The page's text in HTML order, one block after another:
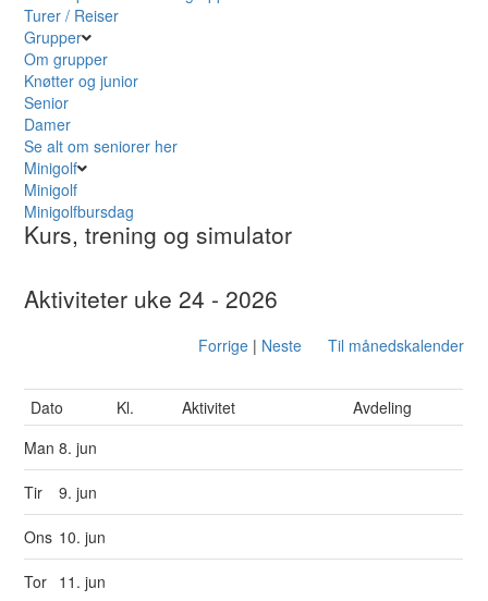
Turer / Reiser
Grupper
Om grupper
Knøtter og junior
Senior
Damer
Se alt om seniorer her
Minigolf
Minigolf
Minigolfbursdag
Kurs, trening og simulator
Aktiviteter uke 24 - 2026
Forrige| Neste Til månedskalender
Dato Kl. Aktivitet
Avdeling
Man8. jun
Tir 9. jun
Ons 10. jun
Tor 11. jun